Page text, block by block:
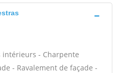
intérieurs - Charpente
- Ravalement de façade -